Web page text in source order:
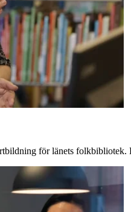
för länets folkbibliotek.